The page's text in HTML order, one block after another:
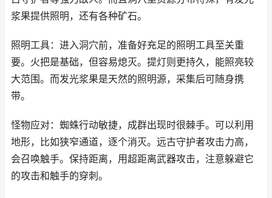
浆果提供照明，还有各种矿石。
照明工具：进入洞穴前，准备好充足的照明工具至关重
要。火把是基础，但容易熄灭。提灯则更持久，能照亮较
大范围。而发光浆果是天然的照明源，采集后可随身携
带。
怪物应对：蜘蛛行动敏捷，成群出现时很棘手。可以利用
地形，比如狭窄通道，逐个消灭。远古守护者攻击力高，
会召唤触手。保持距离，用超距离武器攻击，注意躲避它
的攻击和触手的穿刺。